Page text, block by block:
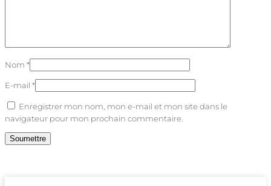
Nom *
E-mail *
Enregistrer mon nom, mon e-mail et mon site dans le
navigateur pour mon prochain commentaire.